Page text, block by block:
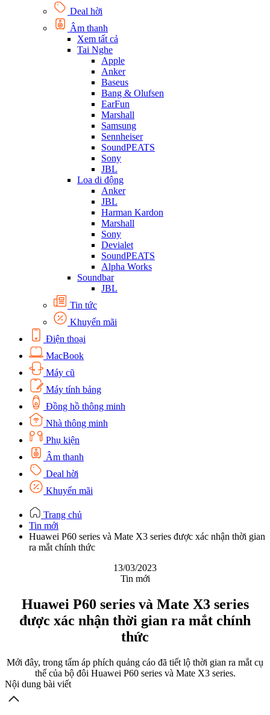
Deal hời
Âm thanh
Xem tất cả
Tai Nghe
Apple
Anker
Baseus
Bang & Olufsen
EarFun
Marshall
Samsung
Sennheiser
SoundPEATS
Sony
JBL
Loa di động
Anker
JBL
Harman Kardon
Marshall
Sony
Devialet
SoundPEATS
Alpha Works
Soundbar
JBL
Tin tức
Khuyến mãi
Điện thoại
MacBook
Máy cũ
Máy tính bảng
Đồng hồ thông minh
Nhà thông minh
Phụ kiện
Âm thanh
Deal hời
Khuyến mãi
Trang chủ
Tin mới
Huawei P60 series và Mate X3 series được xác nhận thời gian
ra mắt chính thức
13/03/2023
Tin mới
Huawei P60 series và Mate X3 series
được xác nhận thời gian ra mắt chính
thức
Mới đây, trong tấm áp phích quảng cáo đã tiết lộ thời gian ra mắt cụ
thể của bộ đôi Huawei P60 series và Mate X3 series.
Nội dung bài viết